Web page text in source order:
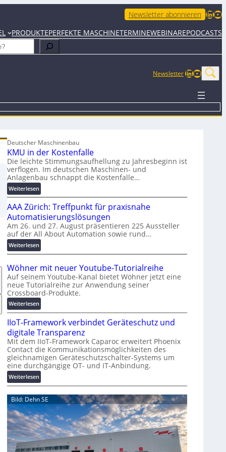
Newsletter abonnieren LinkedIn YouTube
PRODUKTEPERFEKTE MASCHINETERMINEWEBINAREPODCASTS
NewsletterLinkedIn
Deutscher Maschinenbau
KMU in der Kostenfalle
Die leichte Stimmungsaufhellung zu Jahresbeginn ist
verflogen. Im deutschen Maschinen- und
Anlagenbau schnappt die Kostenfalle…
Weiterlesen:
K
M
U
i
n
d
e
K
o
s
t
e
n
f
a
l
e
AAA Zürich: Treffpunkt für praxisnahe
Automatisierungslösungen
Am 26. und 27. August präsentieren 225 Aussteller
auf der All About Automation sowie rund…
Weiterlesen:
A
A
Z
ü
r
i
h
:
T
r
e
f
f
u
n
k
t
f
Wöhner mit neuer Youtube-Tutorialreihe
Auf seinem Youtube-Kanal bietet Wöhner jetzt eine
neue Tutorialreihe zur Anwendung seiner
Crossboard-Produkte.
Weiterlesen:
W
ö
h
n
e
r
m
i
t
n
e
u
e
r
Y
o
IIoT-Framework verbindet Geräteschutz und
digitale Transparenz
Mit dem IIoT-Framework Caparoc erweitert Phoenix
Contact die Kommunikationsmöglichkeiten des
gleichnamigen Geräteschutzschalter-Systems um
eine durchgängige OT- und IT-Anbindung.
Weiterlesen:
I
I
o
T
-
F
r
a
Bild: Dehn SE